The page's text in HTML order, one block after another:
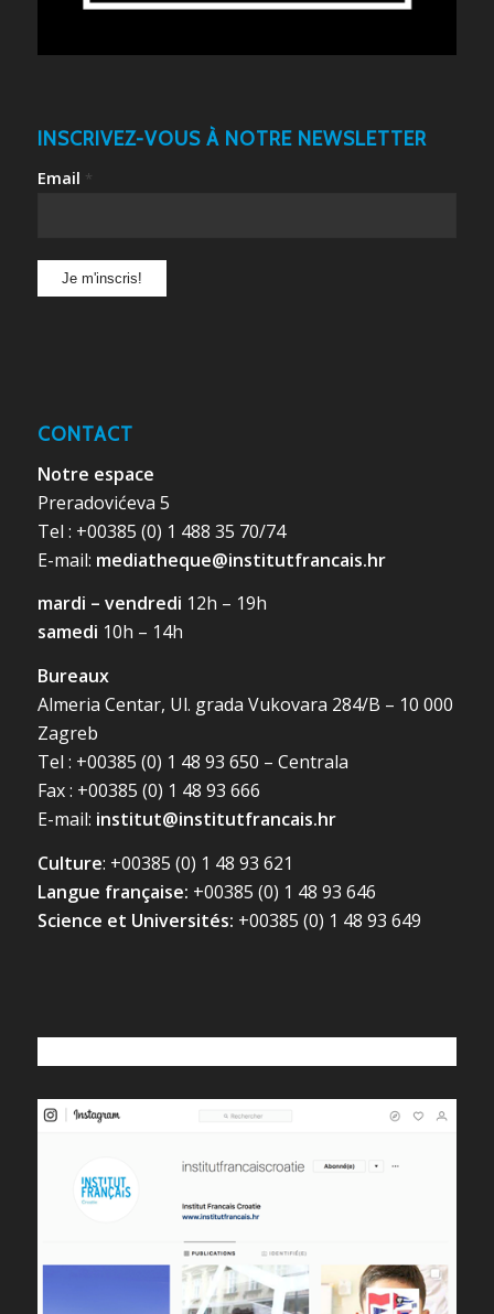
INSCRIVEZ-VOUS À NOTRE NEWSLETTER
Email *
CONTACT
Notre espace
Preradovićeva 5
Tel : +00385 (0) 1 488 35 70/74
E-mail: mediatheque@institutfrancais.hr
mardi – vendredi 12h – 19h
samedi 10h – 14h
Bureaux
Almeria Centar, Ul. grada Vukovara 284/B – 10 000
Zagreb
Tel : +00385 (0) 1 48 93 650 – Centrala
Fax : +00385 (0) 1 48 93 666
E-mail: institut@institutfrancais.hr
Culture: +00385 (0) 1 48 93 621
Langue française: +00385 (0) 1 48 93 646
Science et Universités: +00385 (0) 1 48 93 649